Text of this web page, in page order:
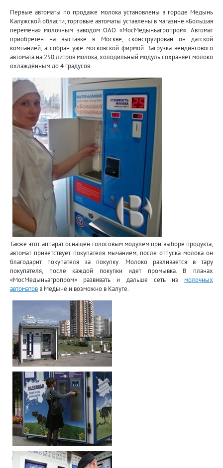
Первые автоматы по продаже молока установлены в городе Медынь
Калужской области, торговые автоматы уставлены в магазине «Большая
перемена» молочным заводом ОАО «МосМедыньагропром». Автомат
приобретен на выставке в Москве, сконструирован он датской
компанией, а собран уже московской фирмой. Загрузка вендингового
автомата на 250 литров молока, холодильный модуль сохраняет молоко
охлаждённым до 4 градусов.
Также этот аппарат оснащен голосовым модулем при выборе продукта,
автомат приветствует покупателя мычанием, после отпуска молока он
благодарит покупателя за покупку. Молоко разливается в тару
покупателя, после каждой покупки идет промывка. В планах
«МосМедыньагропром» развивать и дальше сеть из молочных
автоматов в Медыне и возможно в Калуге.